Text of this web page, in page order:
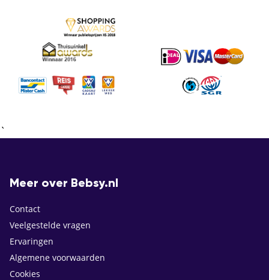
`
Meer over Bebsy.nl
Contact
Veelgestelde vragen
Ervaringen
Algemene voorwaarden
Cookies